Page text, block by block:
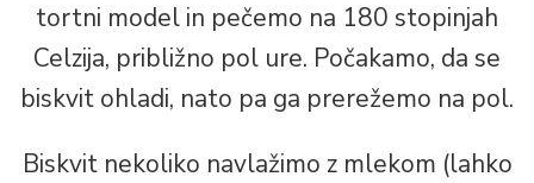
tortni model in pečemo na 180 stopinjah
Celzija, približno pol ure. Počakamo, da se
biskvit ohladi, nato pa ga prerežemo na pol.
Biskvit nekoliko navlažimo z mlekom (lahko